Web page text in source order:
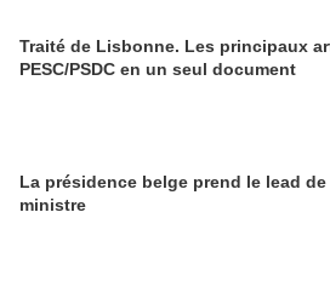
Traité de Lisbonne. Les principaux
PESC/PSDC en un seul document
La présidence belge prend le lead
ministre